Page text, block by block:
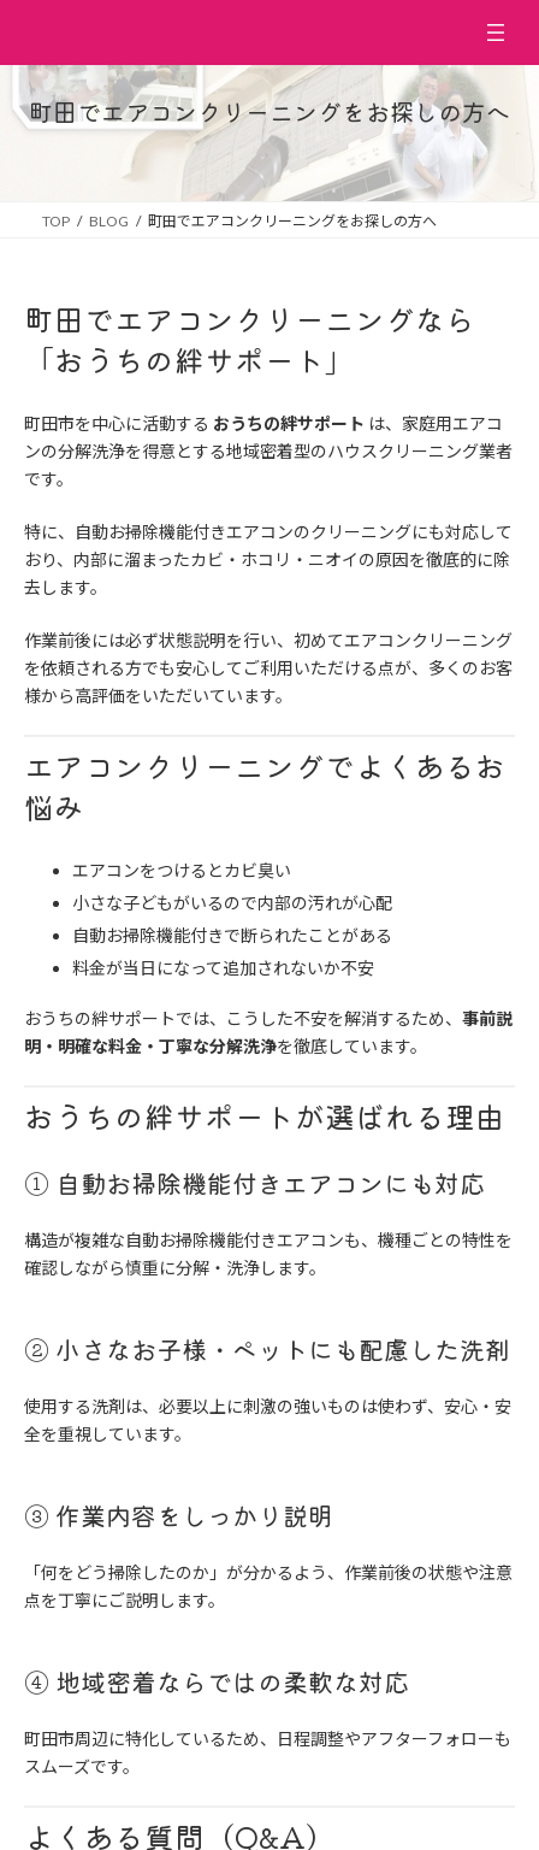
ツ
シ
町田でエアコンクリーニングをお探しの方へ
TOP BLOG 町田でエアコンクリーニングをお探しの方へ
町田でエアコンクリーニングなら
「おうちの絆サポート」
町田市を中心に活動する おうちの絆サポート は、家庭用エアコ
ンの分解洗浄を得意とする地域密着型のハウスクリーニング業者
です。
特に、自動お掃除機能付きエアコンのクリーニングにも対応して
おり、内部に溜まったカビ・ホコリ・ニオイの原因を徹底的に除
去します。
作業前後には必ず状態説明を行い、初めてエアコンクリーニング
を依頼される方でも安心してご利用いただける点が、多くのお客
様から高評価をいただいています。
エアコンクリーニングでよくあるお
悩み
エアコンをつけるとカビ臭い
小さな子どもがいるので内部の汚れが心配
自動お掃除機能付きで断られたことがある
料金が当日になって追加されないか不安
おうちの絆サポートでは、こうした不安を解消するため、 事前説
明・明確な料金・丁寧な分解洗浄を徹底しています。
おうちの絆サポートが選ばれる理由
① 自動お掃除機能付きエアコンにも対応
構造が複雑な自動お掃除機能付きエアコンも、機種ごとの特性を
確認しながら慎重に分解・洗浄します。
② 小さなお子様・ペットにも配慮した洗剤
使用する洗剤は、必要以上に刺激の強いものは使わず、安心・安
全を重視しています。
③ 作業内容をしっかり説明
「何をどう掃除したのか」が分かるよう、作業前後の状態や注意
点を丁寧にご説明します。
④ 地域密着ならではの柔軟な対応
町田市周辺に特化しているため、日程調整やアフターフォローも
スムーズです。
よくある質問（Q&A）